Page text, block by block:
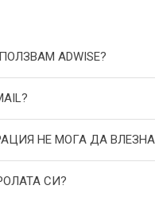
ADWISE?
НЕ МОГА ДА
СИ?